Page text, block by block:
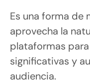
Es una forma de
aprovecha la
plataformas
significativas y
audiencia.